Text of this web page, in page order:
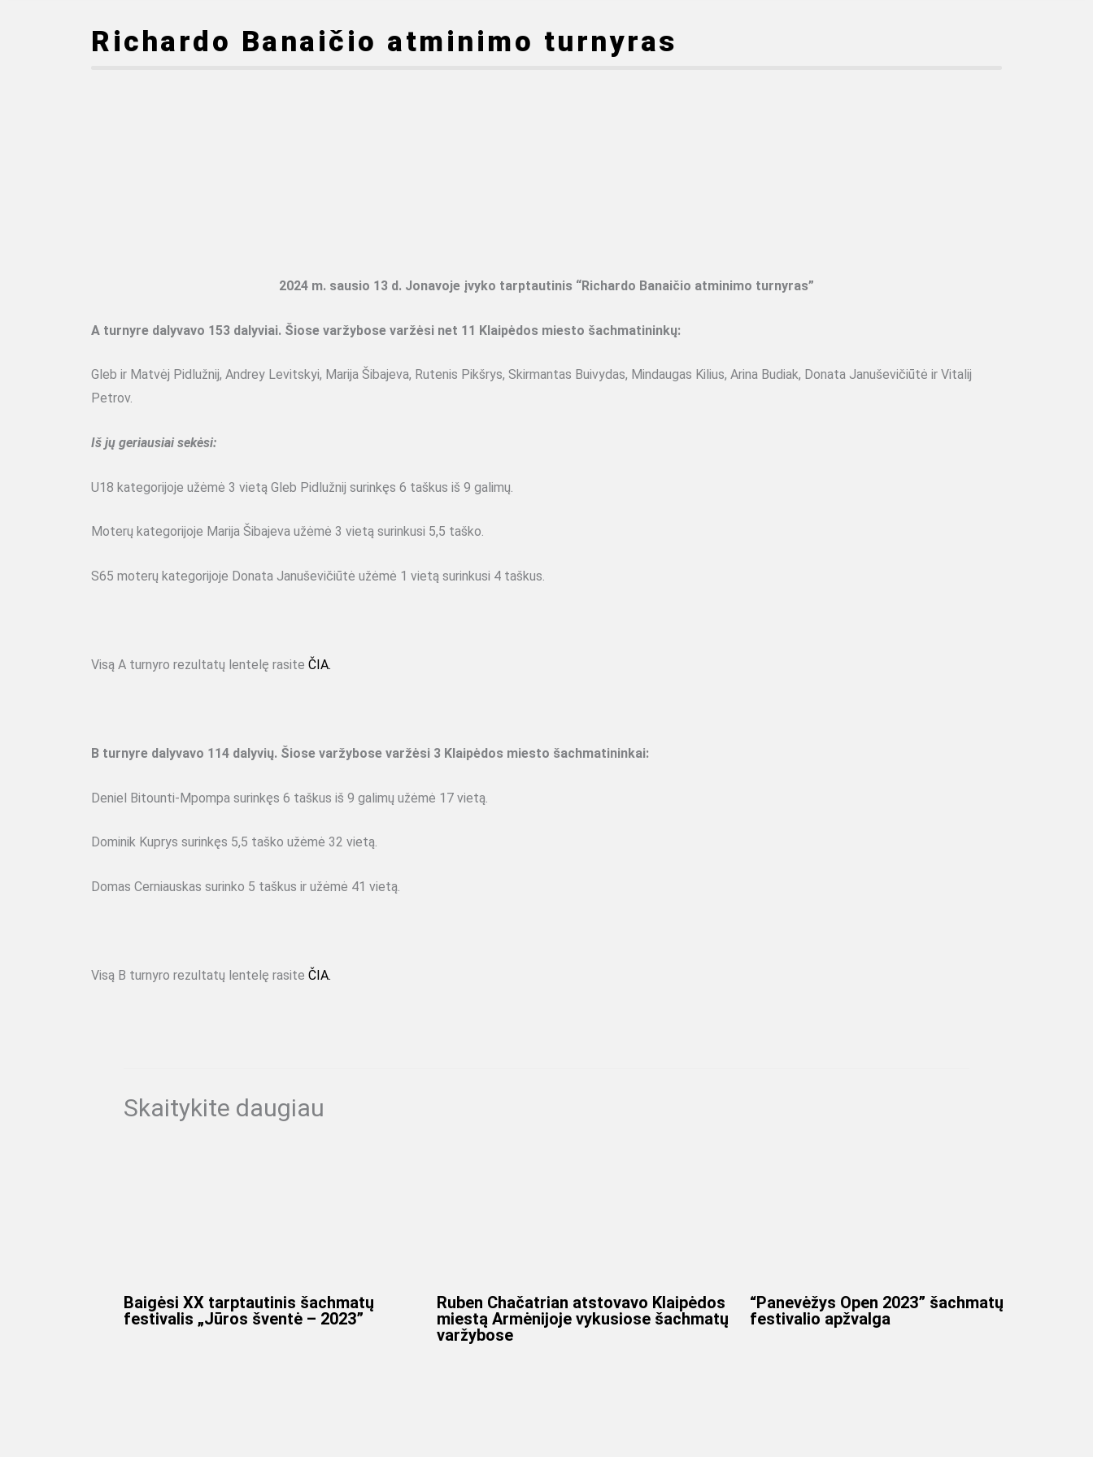
Richardo Banaičio atminimo turnyras
2024 m. sausio 13 d. Jonavoje įvyko tarptautinis “Richardo Banaičio atminimo turnyras”
A turnyre dalyvavo 153 dalyviai. Šiose varžybose varžėsi net 11 Klaipėdos miesto šachmatininkų:
Gleb ir Matvėj Pidlužnij, Andrey Levitskyi, Marija Šibajeva, Rutenis Pikšrys, Skirmantas Buivydas, Mindaugas Kilius, Arina Budiak, Donata Januševičiūtė ir Vitalij
Petrov.
Iš jų geriausiai sekėsi:
U18 kategorijoje užėmė 3 vietą Gleb Pidlužnij surinkęs 6 taškus iš 9 galimų.
Moterų kategorijoje Marija Šibajeva užėmė 3 vietą surinkusi 5,5 taško.
S65 moterų kategorijoje Donata Januševičiūtė užėmė 1 vietą surinkusi 4 taškus.
Visą A turnyro rezultatų lentelę rasite ČIA.
B turnyre dalyvavo 114 dalyvių. Šiose varžybose varžėsi 3 Klaipėdos miesto šachmatininkai:
Deniel Bitounti-Mpompa surinkęs 6 taškus iš 9 galimų užėmė 17 vietą.
Dominik Kuprys surinkęs 5,5 taško užėmė 32 vietą.
Domas Cerniauskas surinko 5 taškus ir užėmė 41 vietą.
Visą B turnyro rezultatų lentelę rasite ČIA.
Skaitykite daugiau
Baigėsi XX tarptautinis šachmatų
festivalis „Jūros šventė – 2023”
Ruben Chačatrian atstovavo Klaipėdos
miestą Armėnijoje vykusiose šachmatų
varžybose
“Panevėžys Open 2023” šachmatų
festivalio apžvalga